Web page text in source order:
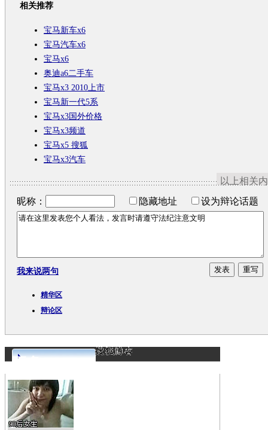
相关推荐
宝马新车x6
宝马汽车x6
宝马x6
奥迪a6二手车
宝马x3 2010上市
宝马新一代5系
宝马x3国外价格
宝马x3频道
宝马x5 搜狐
宝马x3汽车
以上相关
昵称：
隐藏地址 设为辩论话题
我来说两句
精华区
辩论区
更多>>